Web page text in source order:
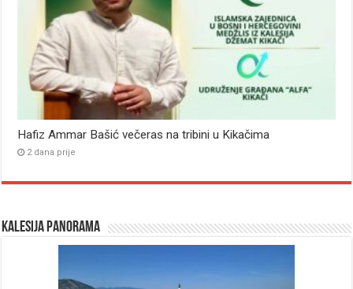
Hafiz Ammar Bašić večeras na tribini u Kikačima
2 dana prije
Kalesija panorama